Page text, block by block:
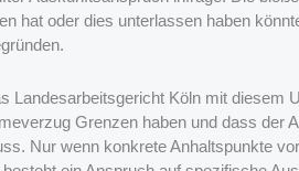
hat oder dies unterlassen haben
Landesarbeitsgericht Köln mit diesem
Grenzen haben und dass der
Nur wenn konkrete Anhaltspunkte